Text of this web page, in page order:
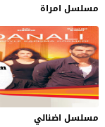
مسلسل امراة
مسلسل اضنالي